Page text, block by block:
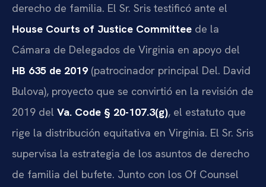
derecho de familia. El Sr. Sris testificó ante el
House Courts of Justice Committee de la
Cámara de Delegados de Virginia en apoyo del
HB 635 de 2019(patrocinador principal Del. David
Bulova), proyecto que se convirtió en la revisión de
2019 del Va. Code § 20-107.3(g), el estatuto que
rige la distribución equitativa en Virginia. El Sr. Sris
supervisa la estrategia de los asuntos de derecho
de familia del bufete. Junto con los Of Counsel